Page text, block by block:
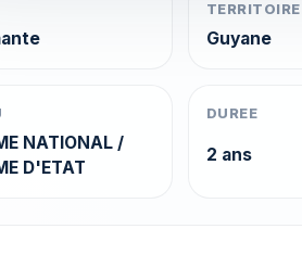
TERRITOIRE
Guyane
NATIONAL /
D'ETAT
DUREE
2 ans